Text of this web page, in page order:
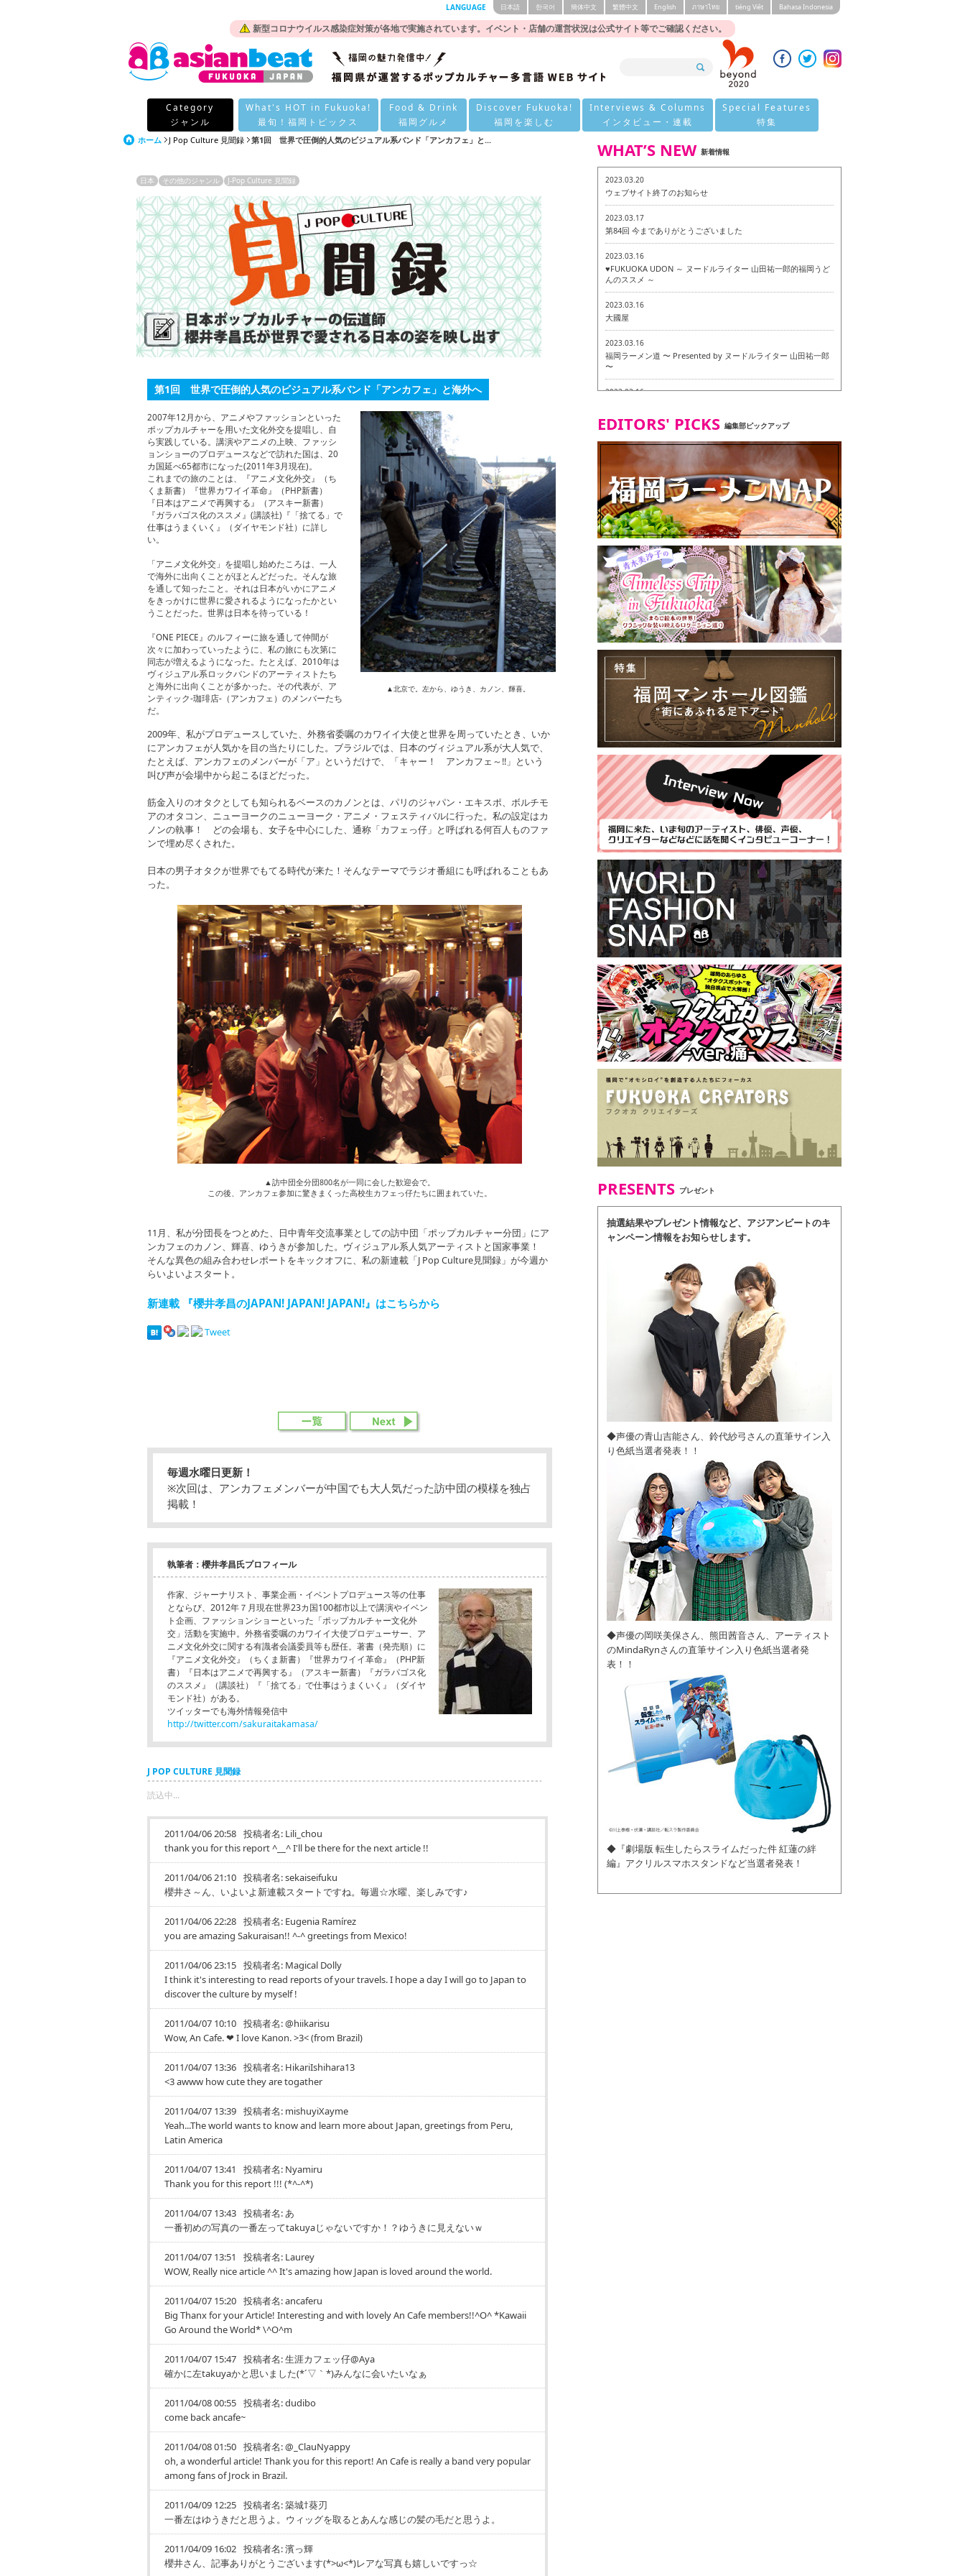
新型コロナウイルス感染症対策が各地で実施されています。イベント・店舗の運営状況は公式サイト等でご確認ください。
LANGUAGE 日本語 한국어 簡体中文 繁體中文 English ภาษาไทย tiéng Viêt Bahasa Indonesia
Category
ジャンル
What's HOT in Fukuoka!
最旬！福岡トピックス
Food & Drink
福岡グルメ
Discover Fukuoka!
福岡を楽しむ
Interviews & Columns
インタビュー・連載
Special Features
特集
ホーム J Pop Culture 見聞録 第1回 世界で圧倒的人気のビジュアル系バンド「アンカフェ」と...
日本 その他のジャンル J-Pop Culture 見聞録
第1回 世界で圧倒的人気のビジュアル系バンド「アンカフェ」と海外へ
2007年12月から、アニメやファッションといった
ポップカルチャーを用いた文化外交を提唱し、自
ら実践している。講演やアニメの上映、ファッシ
ョンショーのプロデュースなどで訪れた国は、20
カ国延べ65都市になった(2011年3月現在)。
これまでの旅のことは、『アニメ文化外交』（ち
くま新書）『世界カワイイ革命』（PHP新書）
『日本はアニメで再興する』（アスキー新書）
『ガラパゴス化のススメ』(講談社)『「捨てる」で
仕事はうまくいく』（ダイヤモンド社）に詳し
い。
「アニメ文化外交」を提唱し始めたころは、一人
で海外に出向くことがほとんどだった。そんな旅
を通して知ったこと。それは日本がいかにアニメ
をきっかけに世界に愛されるようになったかとい
うことだった。世界は日本を待っている！
『ONE PIECE』のルフィーに旅を通して仲間が
次々に加わっていったように、私の旅にも次第に
同志が増えるようになった。たとえば、2010年は
ヴィジュアル系ロックバンドのアーティストたち
と海外に出向くことが多かった。その代表が、ア
ンティック-珈琲店-（アンカフェ）のメンバーたち
だ。
▲北京で。左から、ゆうき、カノン、輝喜。
2009年、私がプロデュースしていた、外務省委嘱のカワイイ大使と世界を周っていたとき、いか
にアンカフェが人気かを目の当たりにした。ブラジルでは、日本のヴィジュアル系が大人気で、
たとえば、アンカフェのメンバーが「ア」というだけで、「キャー！ アンカフェ～!!」という
叫び声が会場中から起こるほどだった。
筋金入りのオタクとしても知られるベースのカノンとは、パリのジャパン・エキスポ、ボルチモ
アのオタコン、ニューヨークのニューヨーク・アニメ・フェスティバルに行った。私の設定はカ
ノンの執事！ どの会場も、女子を中心にした、通称「カフェっ仔」と呼ばれる何百人ものファ
ンで埋め尽くされた。
日本の男子オタクが世界でもてる時代が来た！そんなテーマでラジオ番組にも呼ばれることもあ
った。
▲訪中団全分団800名が一同に会した歓迎会で。
この後、アンカフェ参加に驚きまくった高校生カフェっ仔たちに囲まれていた。
11月、私が分団長をつとめた、日中青年交流事業としての訪中団「ポップカルチャー分団」にア
ンカフェのカノン、輝喜、ゆうきが参加した。ヴィジュアル系人気アーティストと国家事業！
そんな異色の組み合わせレポートをキックオフに、私の新連載「J Pop Culture見聞録」が今週か
らいよいよスタート。
新連載 『櫻井孝昌のJAPAN! JAPAN! JAPAN!』はこちらから
Tweet
毎週水曜日更新！
※次回は、アンカフェメンバーが中国でも大人気だった訪中団の模様を独占
掲載！
執筆者：櫻井孝昌氏プロフィール
作家、ジャーナリスト、事業企画・イベントプロデュース等の仕事
とならび、2012年７月現在世界23カ国100都市以上で講演やイベン
ト企画、ファッションショーといった「ポップカルチャー文化外
交」活動を実施中。外務省委嘱のカワイイ大使プロデューサー、ア
ニメ文化外交に関する有識者会議委員等も歴任。著書（発売順）に
『アニメ文化外交』（ちくま新書）『世界カワイイ革命』（PHP新
書）『日本はアニメで再興する』（アスキー新書）『ガラパゴス化
のススメ』（講談社）『「捨てる」で仕事はうまくいく』（ダイヤ
モンド社）がある。
ツイッターでも海外情報発信中
http://twitter.com/sakuraitakamasa/
J POP CULTURE 見聞録
読込中...
2011/04/06 20:58 投稿者名: Lili_chou
thank you for this report ^__^ I'll be there for the next article !!
2011/04/06 21:10 投稿者名:sekaiseifuku
櫻井さ～ん、いよいよ新連載スタートですね。毎週☆水曜、楽しみです♪
2011/04/06 22:28 投稿者名: Eugenia Ramírez
you are amazing Sakuraisan!! ^-^ greetings from Mexico!
2011/04/06 23:15 投稿者名: Magical Dolly
I think it's interesting to read reports of your travels. I hope a day I will go to Japan to
discover the culture by myself !
2011/04/07 10:10 投稿者名:@hiikarisu
Wow, An Cafe. ❤ I love Kanon. >3< (from Brazil)
2011/04/07 13:36 投稿者名: HikariIshihara13
<3 awww how cute they are togather
2011/04/07 13:39 投稿者名: mishuyiXayme
Yeah...The world wants to know and learn more about Japan, greetings from Peru,
Latin America
2011/04/07 13:41 投稿者名: Nyamiru
Thank you for this report !!! (*^-^*)
2011/04/07 13:43 投稿者名: あ
一番初めの写真の一番左ってtakuyaじゃないですか！？ゆうきに見えないｗ
2011/04/07 13:51 投稿者名: Laurey
WOW, Really nice article ^^ It's amazing how Japan is loved around the world.
2011/04/07 15:20 投稿者名:ancaferu
Big Thanx for your Article! Interesting and with lovely An Cafe members!!^O^ *Kawaii
Go Around the World* \^O^m
2011/04/07 15:47 投稿者名:生涯カフェッ仔@Aya
確かに左takuyaかと思いました(*´▽｀*)みんなに会いたいなぁ
2011/04/08 00:55 投稿者名:dudibo
come back ancafe~
2011/04/08 01:50 投稿者名:@_ClauNyappy
oh, a wonderful article! Thank you for this report! An Cafe is really a band very popular
among fans of Jrock in Brazil.
2011/04/09 12:25 投稿者名:築城†葵刃
一番左はゆうきだと思うよ。ウィッグを取るとあんな感じの髪の毛だと思うよ。
2011/04/09 16:02 投稿者名:濱っ輝
櫻井さん、記事ありがとうございます(*>ω<*)レアな写真も嬉しいですっ☆
WHAT’S NEW 新着情報
2023.03.20
ウェブサイト終了のお知らせ
2023.03.17
第84回 今までありがとうございました
2023.03.16
♥FUKUOKA UDON ～ ヌードルライター 山田祐一郎的福岡うど
んのススメ ～
2023.03.16
大國屋
2023.03.16
福岡ラーメン道 〜 Presented by ヌードルライター 山田祐一郎
〜
2023.03.16
2023.03.07
ヴィーガン・ベジタリアンメニュー試食ツアー in 福岡市
2023.03.07
磯ぎよからず 博多本店 〜 ヴィーガン・ベジタリアンメニュー試
食ツアー in 福岡市！〜
2023.03.02
リトルスタンド大名店 〜 ヴィーガン・ベジタリアンメニュー
試食ツアー in 福岡市！〜
2023.02.28
東筑軒 折尾本社うどん店
EDITORS' PICKS 編集部ピックアップ
PRESENTS プレゼント
抽選結果やプレゼント情報など、アジアンビートのキ
ャンペーン情報をお知らせします。
◆声優の青山吉能さん、鈴代紗弓さんの直筆サイン入
り色紙当選者発表！！
◆声優の岡咲美保さん、熊田茜音さん、アーティスト
のMindaRynさんの直筆サイン入り色紙当選者発
表！！
◆『劇場版 転生したらスライムだった件 紅蓮の絆
編』アクリルスマホスタンドなど当選者発表！